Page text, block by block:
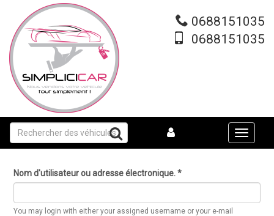
contenu
principal
0688151035
0688151035
Toggle
Nom d'utilisateur ou adresse électronique.*
You may login with either your assigned username or your e-mail